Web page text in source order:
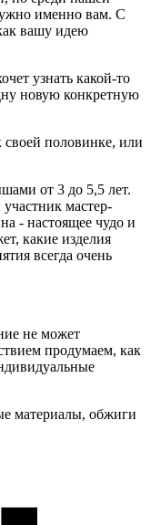
именно вам. С
вашу идею
узнать какой-то
новую конкретную
своей половинке, или
от 3 до 5,5 лет.
мастер-
- настоящее чудо и
какие изделия
всегда очень
не может
продумаем, как
материалы, обжиги